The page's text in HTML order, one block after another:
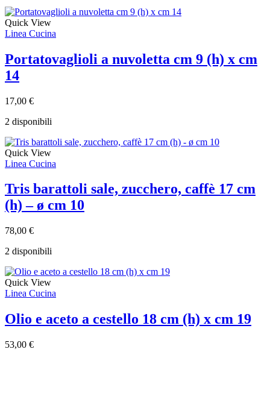
Quick View
Linea Cucina
Portatovaglioli a nuvoletta cm 9 (h) x cm
14
17,00 €
2 disponibili
Quick View
Linea Cucina
Tris barattoli sale, zucchero, caffè 17 cm
(h) – ø cm 10
78,00 €
2 disponibili
Quick View
Linea Cucina
Olio e aceto a cestello 18 cm (h) x cm 19
53,00 €